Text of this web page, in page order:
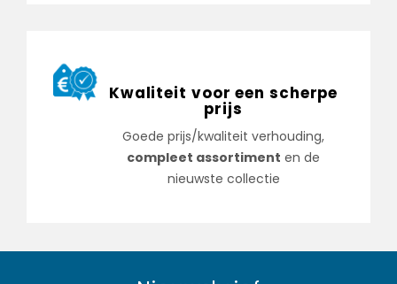
Kwaliteit voor een scherpe
prijs
Goede prijs/kwaliteit verhouding,
compleet assortiment en de
nieuwste collectie